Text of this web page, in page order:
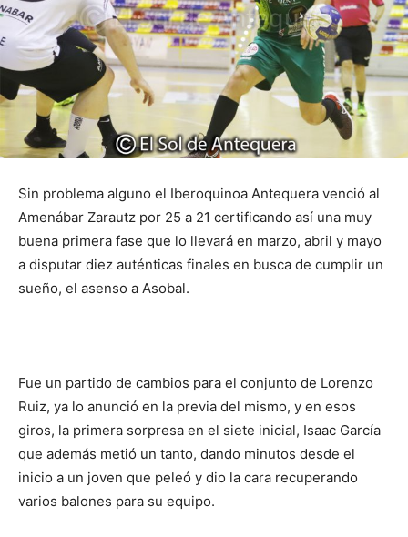
Sin problema alguno el Iberoquinoa Antequera venció al
Amenábar Zarautz por 25 a 21 certificando así una muy
buena primera fase que lo llevará en marzo, abril y mayo
a disputar diez auténticas finales en busca de cumplir un
sueño, el asenso a Asobal.
Fue un partido de cambios para el conjunto de Lorenzo
Ruiz, ya lo anunció en la previa del mismo, y en esos
giros, la primera sorpresa en el siete inicial, Isaac García
que además metió un tanto, dando minutos desde el
inicio a un joven que peleó y dio la cara recuperando
varios balones para su equipo.